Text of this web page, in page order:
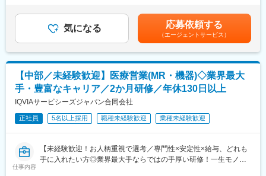
取り入れており、独り立ちまでメンターを中心に、全てマンツー
マン指導でサポートいたします。またメンターだけではなく「チ
ームで協力して業務を遂行していく」のが当社流です。
将来は、エリアを統括するリージョナルマネージャー (30代前半
のリージョナルマネージャーもいます)、または営業スペシャリス
トとしての専門職、マーケティングのキャリアパスも開かれてい
ます。
変更の範囲：会社の定める業務
・販売代理店へのサポート
・各種学会への参加
■事業部について：
オーソペディックス事業本部は、整形領域で使用されるインプラ
ント製品を取り扱っています。今回採用するのはスパイン事業部
の営業職を募集しております。
■スパイン事業部：
「せぼね」と呼ばれている「脊椎」は、体幹の支持や可動、脊髄
療に用いる脊椎固定用インプラントや手術器械を供給すること
で、脊椎疾患の患者さんの悩みに応えています。脊椎脊髄外科領
補足＞※ご経験やスキルを考慮し決定いたします。※上記年収はイ
ンセンティブを含む金額です。賃金はあくまでも目安の金額であ
り、選考を通じて上下する可能性があります。月給(月額)は固定手
当を含めた表記です。
気になる 応募依頼する
（エージェントサービス）
【中部／未経験歓迎】医療営業(MR・機器)◇業界最大
手・豊富なキャリア／2か月研修／年休130日以上
IQVIAサービシーズジャパン合同会社
正社員 5名以上採用 職種未経験歓迎 業種未経験歓迎
仕事内容
【未経験歓迎！お人柄重視で選考／専門性×安定性×給与、どれも
手に入れたい方◎業界最大手ならではの手厚い研修！一生モノの